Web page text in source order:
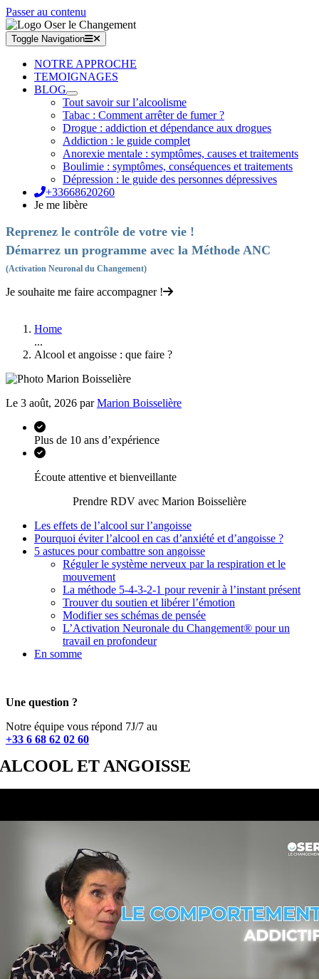
Passer au contenu
Toggle Navigation
NOTRE APPROCHE
TEMOIGNAGES
BLOG
Tout savoir sur l’alcoolisme
Tabac : Comment arrêter de fumer ?
Drogue : addiction et dépendance aux drogues
Addiction : le guide complet
Anorexie mentale : symptômes, causes et traitements
Boulimie : symptômes, conséquences et traitements
Dépression : le guide des personnes dépressives
+33668620260
Je me libère
Reprenez le contrôle de votre vie !
Démarrez un programme avec la Méthode ANC
(Activation Neuronal du Changement)
Je souhaite me faire accompagner !
Home
...
Alcool et angoisse : que faire ?
Le 3 août, 2026 parMarion Boisselière
Plus de 10 ans d’expérience
Écoute attentive et bienveillante
Prendre RDV avec Marion Boisselière
Les effets de l’alcool sur l’angoisse
Pourquoi éviter l’alcool en cas d’anxiété et d’angoisse ?
5 astuces pour combattre son angoisse
Réguler le système nerveux par la respiration et le
mouvement
La méthode 5-4-3-2-1 pour revenir à l’instant présent
Trouver du soutien et libérer l’émotion
Modifier ses schémas de pensée
L’Activation Neuronale du Changement® pour un
travail en profondeur
En somme
Une question ?
Notre équipe vous répond 7J/7 au
+33 6 68 62 02 60
ALCOOL ET ANGOISSE